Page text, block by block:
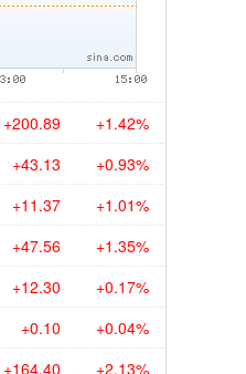
+200.89 +1.42%
+43.13 +0.93%
+11.37 +1.01%
+47.56 +1.35%
+12.30 +0.17%
+0.10 +0.04%
+164.40 +2.13%